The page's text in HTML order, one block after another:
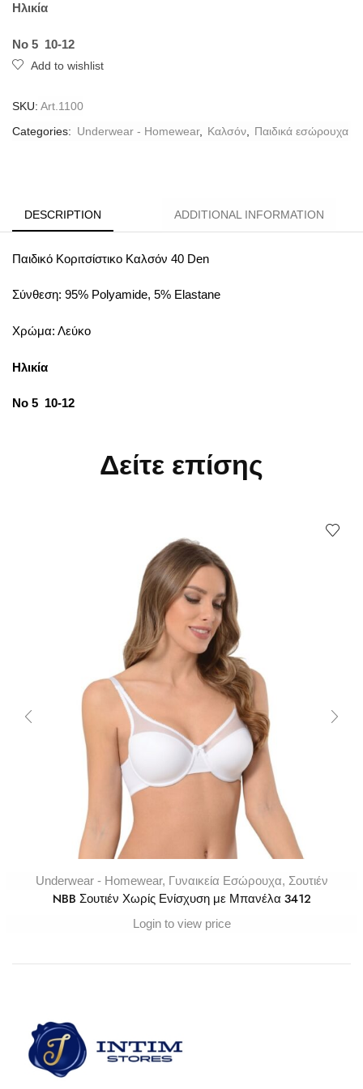
Ηλικία
No 5 10-12
Add to wishlist
SKU: Art.1100
Categories: Underwear - Homewear, Καλσόν Παιδικά εσώρουχα
DESCRIPTION ADDITIONAL INFORMATION
Παιδικό Κοριτσίστικο Καλσόν 40 Den
Σύνθεση: 95% Polyamide, 5% Elastane
Χρώμα: Λεύκο
Ηλικία
No 5 10-12
Δείτε επίσης
Underwear - Homewear, Γυναικεία Εσώρουχα, Σουτιέν
NBB Σουτιέν Χωρίς Ενίσχυση με Μπανέλα 3412
Login to view price